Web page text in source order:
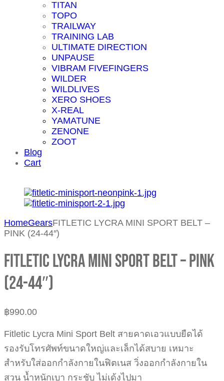
TITAN
TOPO
TRAILWAY
TRAINING LAB
ULTIMATE DIRECTION
UNPAUSE
VIBRAM FIVEFINGERS
WILDER
WILDLIVES
XERO SHOES
X-REAL
YAMATUNE
ZENONE
ZOOT
Blog
Cart
HomeGearsFITLETIC LYCRA MINI SPORT BELT –
PINK (24-44″)
FITLETIC LYCRA MINI SPORT BELT – PINK
(24-44″)
฿990.00
Fitletic Lycra Mini Sport Belt สายคาดเอวแบบยืดได้
รองรับโทรศัพท์ขนาดใหญ่และเล็กได้สบาย เหมาะ
สำหรับใส่ออกกำลังกายในฟิตเนส วิ่งออกกำลังกายใน
สวน น้ำหนักเบา กระชับ ไม่เด้งไปมา